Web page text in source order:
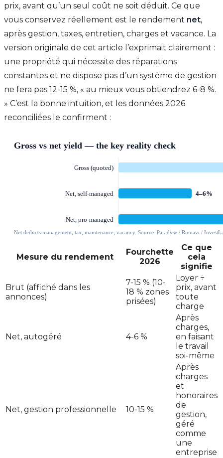
prix, avant qu’un seul coût ne soit déduit. Ce que
vous conservez réellement est le rendement net,
après gestion, taxes, entretien, charges et vacance. La
version originale de cet article l’exprimait clairement :
une propriété qui nécessite des réparations
constantes et ne dispose pas d’un système de gestion
ne fera pas 12-15 %, « au mieux vous obtiendrez 6-8 %.
» C’est la bonne intuition, et les données 2026
reconciliées le confirment :
Mesure du rendement
Fourchette
2026
Ce que
cela
signifie
Brut (affiché dans les
annonces)
7-15 % (10-
18 % zones
prisées)
Loyer ÷
prix, avant
toute
charge
Net, autogéré 4-6 %
Après
charges,
en faisant
le travail
soi-même
Net, gestion professionnelle 10-15 %
Après
charges
et
honoraires
de
gestion,
géré
comme
une
entreprise